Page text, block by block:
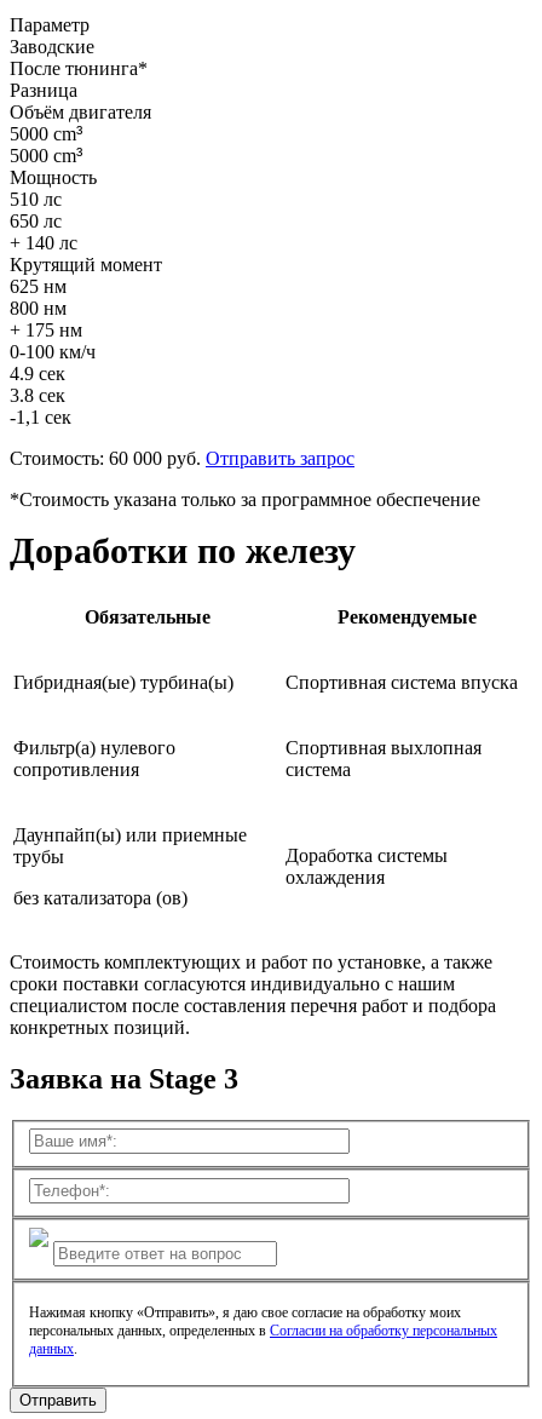
Параметр
Заводские
После тюнинга*
Разница
Объём двигателя
5000 cm³
5000 cm³
Мощность
510 лс
650 лс
+ 140 лс
Крутящий момент
625 нм
800 нм
+ 175 нм
0-100 км/ч
4.9 сек
3.8 сек
-1,1 сек
Стоимость: 60 000 руб. Отправить запрос
*Стоимость указана только за программное обеспечение
Доработки по железу
Обязательные Рекомендуемые
Гибридная(ые) турбина(ы) Спортивная система впуска
Фильтр(а) нулевого
сопротивления
Спортивная выхлопная
система
Даунпайп(ы) или приемные
трубы
без катализатора (ов)
Доработка системы
охлаждения
Стоимость комплектующих и работ по установке, а также
сроки поставки согласуются индивидуально с нашим
специалистом после составления перечня работ и подбора
конкретных позиций.
Заявка на Stage 3
Нажимая кнопку «Отправить», я даю свое согласие на обработку моих
персональных данных, определенных в Согласии на обработку персональных
данных.